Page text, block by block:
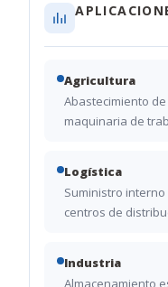
Agricultura
Abastecimiento
maquinaria de
Logística
Suministro
centros de
Industria
Almacenamiento